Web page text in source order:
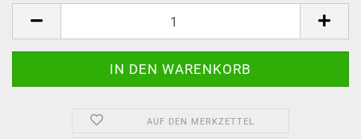
AUF DEN MERKZETTEL